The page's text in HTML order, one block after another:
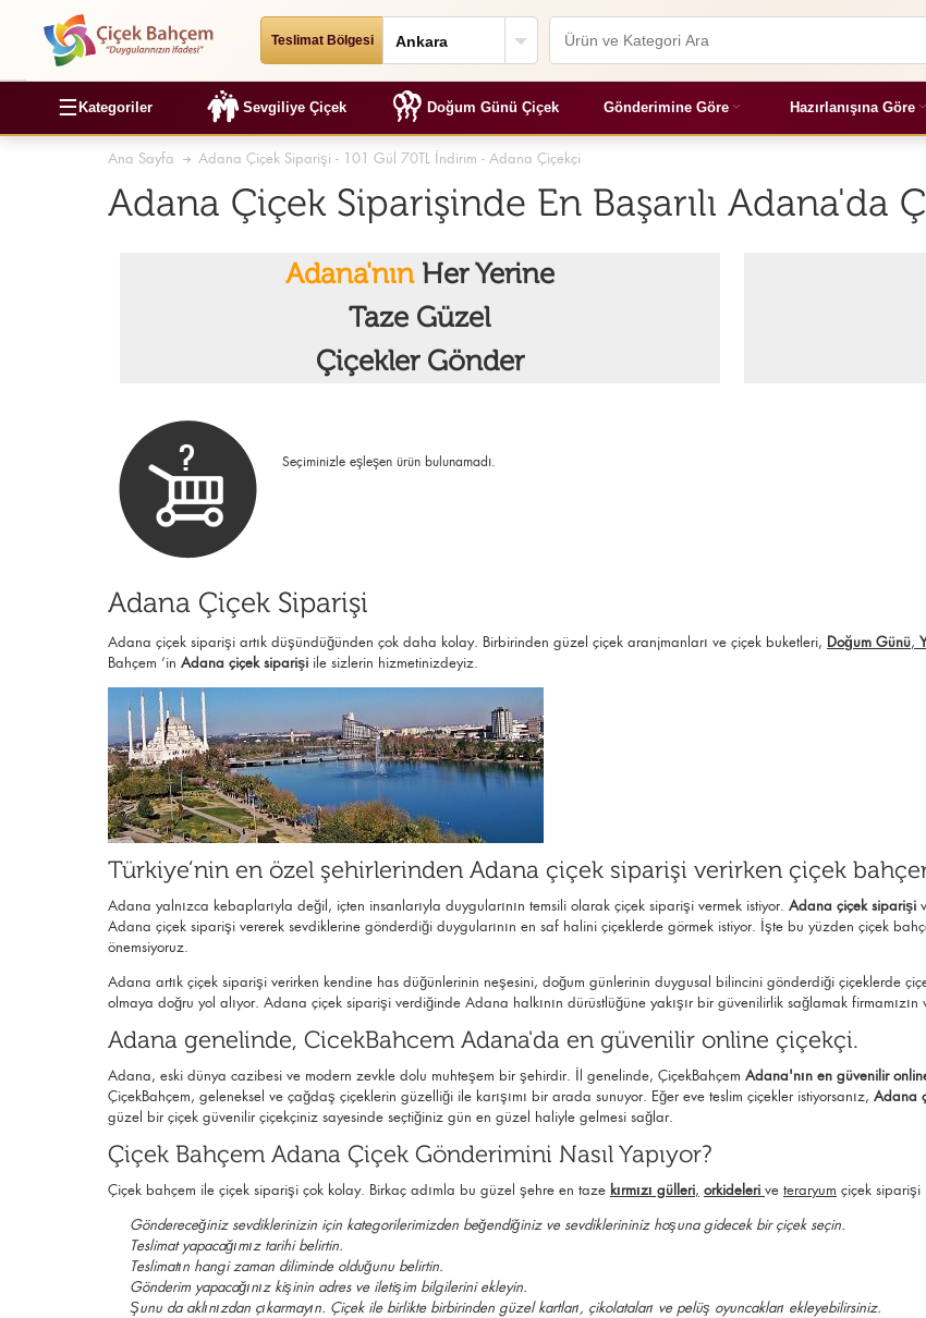
Teslimat Bölgesi
☰ Kategoriler Sevgiliye Çiçek Doğum Günü Çiçek Gönderimine Göre Hazırlanışına Göre
Ana Sayfa Adana Çiçek Siparişi - 101 Gül 70TL İndirim - Adana Çiçekçi
Adana Çiçek Siparişinde En Başarılı Adana'da
Adana'nınHer Yerine
Taze Güzel
Çiçekler Gönder
Seçiminizle eşleşen ürün bulunamadı.
Adana Çiçek Siparişi
Adana çiçek siparişi artık düşündüğünden çok daha kolay. Birbirinden güzel çiçek aranjmanları ve çiçek buketleri, Doğum Günü,
Bahçem ‘in Adana çiçek siparişi ile sizlerin hizmetinizdeyiz.
Türkiye’nin en özel şehirlerinden Adana çiçek siparişi verirken çiçek
Adana yalnızca kebaplarıyla değil, içten insanlarıyla duygularının temsili olarak çiçek siparişi vermek istiyor. Adana çiçek siparişi
Adana çiçek siparişi vererek sevdiklerine gönderdiği duygularının en saf halini çiçeklerde görmek istiyor. İşte bu yüzden çiçek
önemsiyoruz.
Adana artık çiçek siparişi verirken kendine has düğünlerinin neşesini, doğum günlerinin duygusal bilincini gönderdiği çiçeklerde
olmaya doğru yol alıyor. Adana çiçek siparişi verdiğinde Adana halkının dürüstlüğüne yakışır bir güvenilirlik sağlamak
Adana genelinde, CicekBahcem Adana'da en güvenilir online çiçekçi.
Adana, eski dünya cazibesi ve modern zevkle dolu muhteşem bir şehirdir. İl genelinde, ÇiçekBahçem Adana'nın en güvenilir
ÇiçekBahçem, geleneksel ve çağdaş çiçeklerin güzelliği ile karışımı bir arada sunuyor. Eğer eve teslim çiçekler istiyorsanız, Adana
güzel bir çiçek güvenilir çiçekçiniz sayesinde seçtiğiniz gün en güzel haliyle gelmesi sağlar.
Çiçek Bahçem Adana Çiçek Gönderimini Nasıl Yapıyor?
Çiçek bahçem ile çiçek siparişi çok kolay. Birkaç adımla bu güzel şehre en taze kırmızı gülleri, orkideleri ve teraryum çiçek
Göndereceğiniz sevdiklerinizin için kategorilerimizden beğendiğiniz ve sevdiklerininiz hoşuna gidecek bir çiçek seçin.
Teslimat yapacağımız tarihi belirtin.
Teslimatın hangi zaman diliminde olduğunu belirtin.
Gönderim yapacağınız kişinin adres ve iletişim bilgilerini ekleyin.
Şunu da aklınızdan çıkarmayın. Çiçek ile birlikte birbirinden güzel kartları, çikolataları ve pelüş oyuncakları ekleyebilirsiniz.